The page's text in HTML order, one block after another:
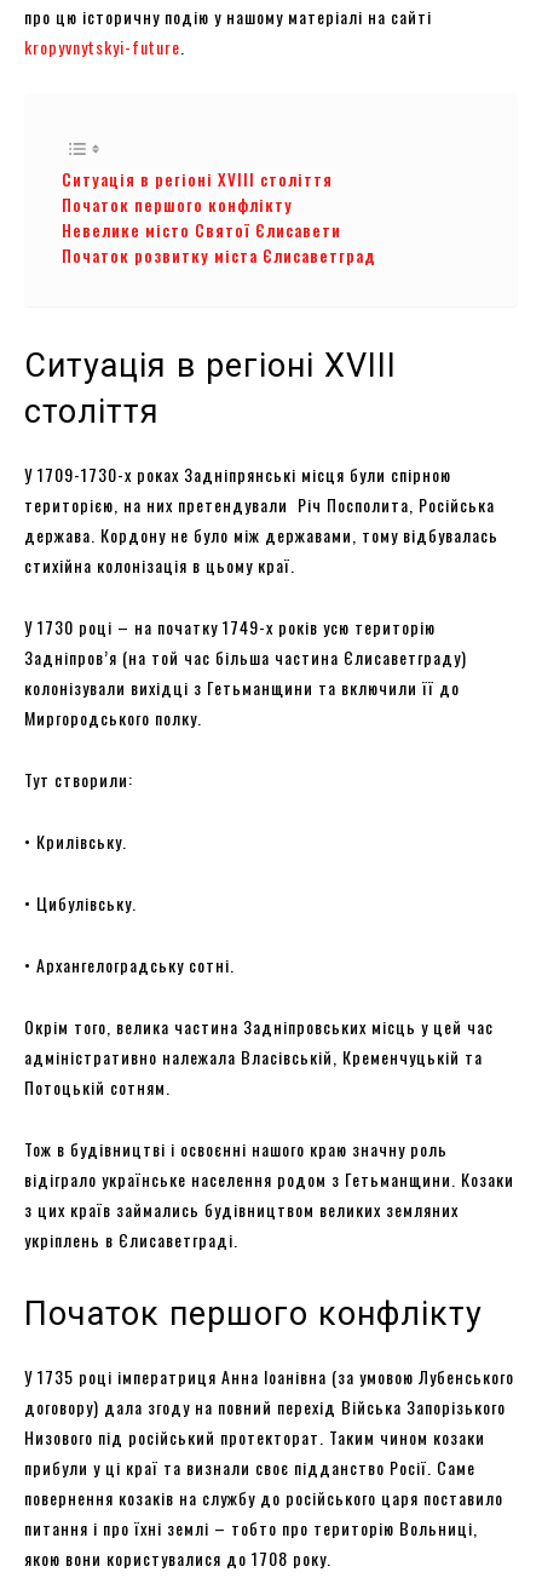
про цю історичну подію у нашому матеріалі на сайті
kropyvnytskyi-future
Ситуація в регіоні ХVІІІ століття
Початок першого конфлікту
Невелике місто Святої Єлисавети
Початок розвитку міста Єлисаветград
Ситуація в регіоні ХVІІІ
століття
У 1709-1730-х роках Задніпрянські місця були спірною
територією, на них претендували Річ Посполита, Російська
держава. Кордону не було між державами, тому відбувалась
стихійна колонізація в цьому краї.
У 1730 році – на початку 1749-х років усю територію
Задніпров’я (на той час більша частина Єлисаветграду)
колонізували вихідці з Гетьманщини та включили її до
Миргородського полку.
Тут створили:
• Крилівську.
• Цибулівську.
• Архангелоградську сотні.
Окрім того, велика частина Задніпровських місць у цей час
адміністративно належала Власівській, Кременчуцькій та
Потоцькій сотням.
Тож в будівництві і освоєнні нашого краю значну роль
відіграло українське населення родом з Гетьманщини. Козаки
з цих країв займались будівництвом великих земляних
укріплень в Єлисаветграді.
Початок першого конфлікту
У 1735 році імператриця Анна Іоанівна (за умовою Лубенського
договору) дала згоду на повний перехід Війська Запорізького
Низового під російський протекторат. Таким чином козаки
прибули у ці краї та визнали своє підданство Росії. Саме
повернення козаків на службу до російського царя поставило
питання і про їхні землі – тобто про територію Вольниці,
якою вони користувалися до 1708 року.